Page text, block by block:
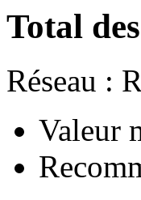
Total
Réseau :
Valeur